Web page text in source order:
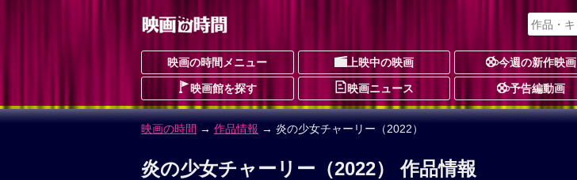
映画の時間メニュー 上映中の映画 今週の新作映画
映画館を探す 映画ニュース 予告編動画
映画の時間 → 作品情報 → 炎の少女チャーリー（2022）
炎の少女チャーリー（2022） 作品情報